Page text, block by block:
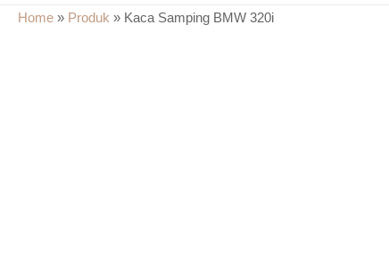
Home » Produk » Kaca Samping BMW 320i